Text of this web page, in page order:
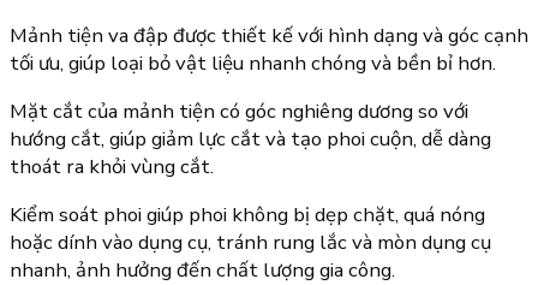
Mảnh tiện va đập được thiết kế với hình dạng và góc cạnh
tối ưu, giúp loại bỏ vật liệu nhanh chóng và bền bỉ hơn.
Mặt cắt của mảnh tiện có góc nghiêng dương so với
hướng cắt, giúp giảm lực cắt và tạo phoi cuộn, dễ dàng
thoát ra khỏi vùng cắt.
Kiểm soát phoi giúp phoi không bị dẹp chặt, quá nóng
hoặc dính vào dụng cụ, tránh rung lắc và mòn dụng cụ
nhanh, ảnh hưởng đến chất lượng gia công.